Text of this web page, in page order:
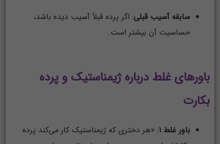
سابقه آسیب قبلی: اگر پرده قبلاً آسیب دیده باشد،
حساسیت آن بیشتر است.
باورهای غلط درباره ژیمناستیک و پرده
بکارت
باور غلط ۱ : «هر دختری که ژیمناستیک کار می‌کند پرده